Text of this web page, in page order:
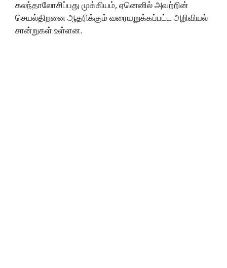
கலந்தாலோசிப்பது முக்கியம், ஏனெனில் அவற்றின்
செயல்திறனை ஆதரிக்கும் வரையறுக்கப்பட்ட அறிவியல்
சான்றுகள் உள்ளன.